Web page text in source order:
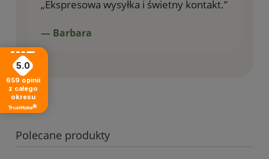
„Ekspresowa wysyłka i świetny kontakt.”
— Barbara
Polecane produkty
5.0
659 opinii
z całego
okresu